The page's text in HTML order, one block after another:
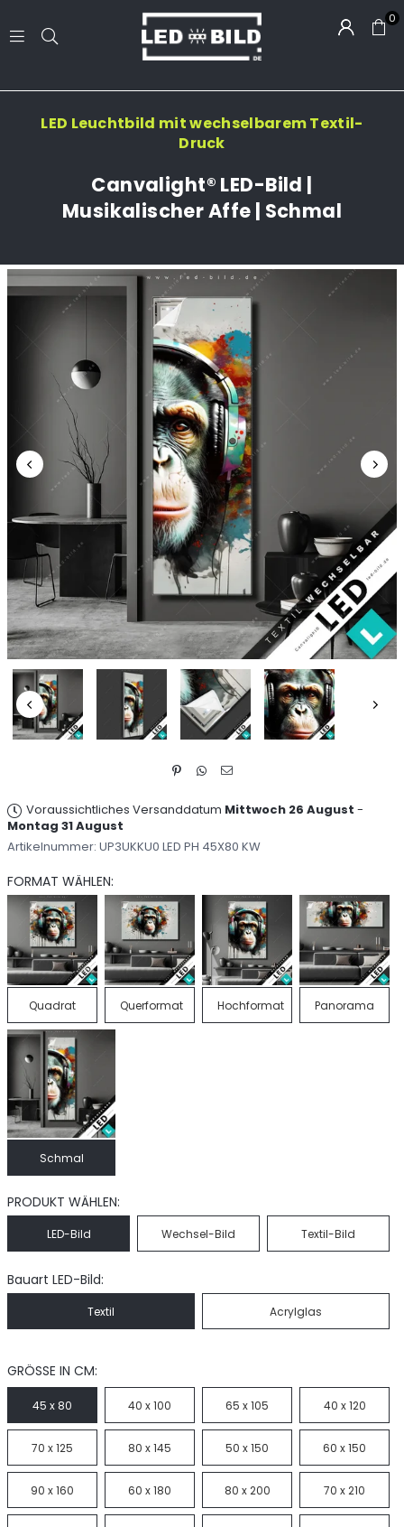
BILD.DE
0
LED Leuchtbild mit wechselbarem Textil-
Druck
Canvalight® LED-Bild |
Musikalischer Affe | Schmal
Voraussichtliches Versanddatum Mittwoch 26 August -
Montag 31 August
Artikelnummer: UP3UKKU0 LED PH 45X80 KW
FORMAT WÄHLEN:
Quadrat Querformat Hochformat Panorama
Schmal
PRODUKT WÄHLEN:
LED-Bild Wechsel-Bild Textil-Bild
Bauart LED-Bild:
Textil Acrylglas
GRÖSSE IN CM:
45 x 80 40 x 100 65 x 105 40 x 120
70 x 125 80 x 145 50 x 150 60 x 150
90 x 160 60 x 180 80 x 200 70 x 210